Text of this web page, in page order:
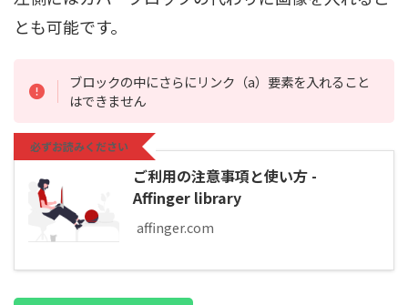
とも可能です。
ブロックの中にさらにリンク（a）要素を入れること
はできません
必ずお読みください
ご利用の注意事項と使い方 -
Affinger library
affinger.com